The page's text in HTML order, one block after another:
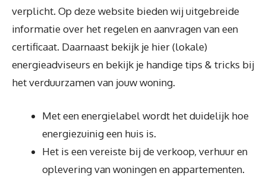
verplicht. Op deze website bieden wij uitgebreide
informatie over het regelen en aanvragen van een
certificaat. Daarnaast bekijk je hier (lokale)
energieadviseurs en bekijk je handige tips & tricks bij
het verduurzamen van jouw woning.
Met een energielabel wordt het duidelijk hoe
energiezuinig een huis is.
Het is een vereiste bij de verkoop, verhuur en
oplevering van woningen en appartementen.